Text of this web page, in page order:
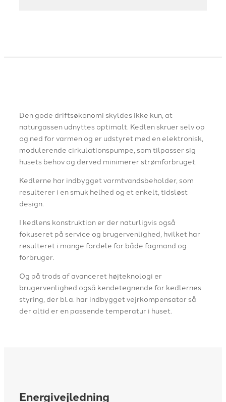
​Den gode driftsøkonomi skyldes ikke kun, at
naturgassen udnyttes optimalt. Kedlen skruer selv op
og ned for varmen og er udstyret med en elektronisk,
modulerende cirkulationspumpe, som tilpasser sig
husets behov og derved minimerer strømforbruget.
Kedlerne har indbygget varmtvandsbeholder, som
resulterer i en smuk helhed og et enkelt, tidsløst
design.​
I kedlens konstruktion er der naturligvis også
fokuseret på service og brugervenlighed, hvilket har
resulteret i mange fordele for både fagmand og
forbruger.
Og på trods af avanceret højteknologi er
brugervenlighed også kendetegnende for kedlernes
styring, der bl.a. har indbygget vejrkompensator så
der altid er en passende temperatur i huset.
Energivejledning